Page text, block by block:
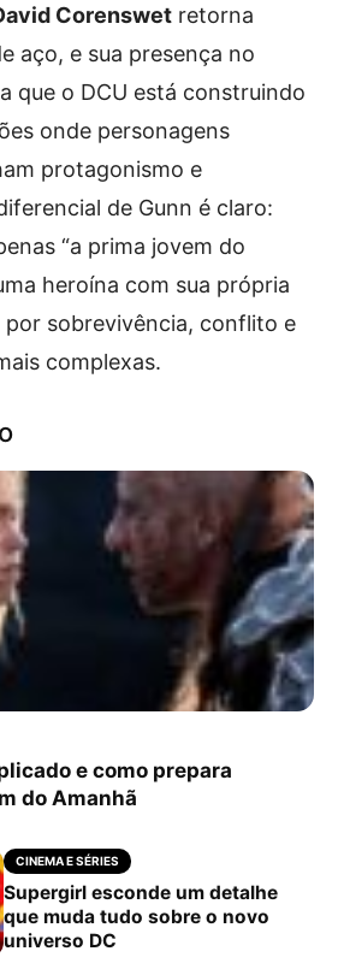
Corenswet retorna
aço, e sua presença no
que o DCU está construindo
onde personagens
protagonismo e
de Gunn é claro:
“a prima jovem do
heroína com sua própria
por sobrevivência, conflito e
complexas.
e como prepara
do Amanhã
CINEMA E SÉRIES
Supergirl esconde um detalhe
que muda tudo sobre o novo
universo DC